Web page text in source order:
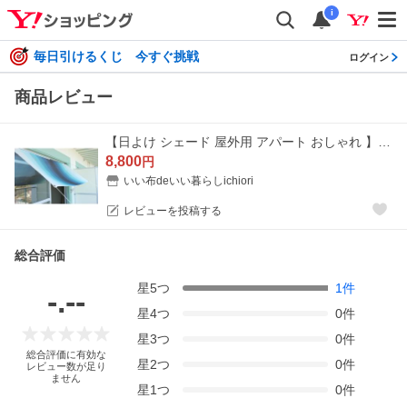
i
毎日引けるくじ 今すぐ挑戦 ログイン
商品レビュー
8,800円
いい布deいい暮らしichiori
レビューを投稿する
総合評価
-.--
総合評価に有効な
レビュー数が足り
ません
星5つ 1件
星4つ 0件
星3つ 0件
星2つ 0件
星1つ 0件